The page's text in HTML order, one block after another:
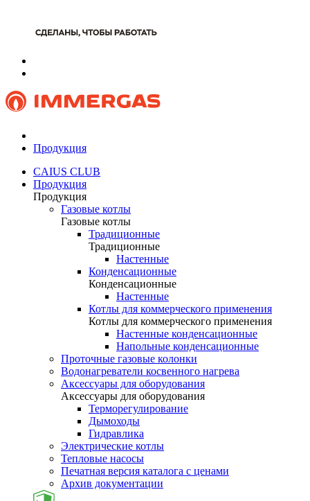
Продукция
CAIUS CLUB
Продукция
Продукция
Газовые котлы
Газовые котлы
Традиционные
Традиционные
Настенные
Конденсационные
Конденсационные
Настенные
Котлы для коммерческого применения
Котлы для коммерческого применения
Настенные конденсационные
Напольные конденсационные
Проточные газовые колонки
Водонагреватели косвенного нагрева
Аксессуары для оборудования
Аксессуары для оборудования
Терморегулирование
Дымоходы
Гидравлика
Электрические котлы
Тепловые насосы
Печатная версия каталога с ценами
Архив документации